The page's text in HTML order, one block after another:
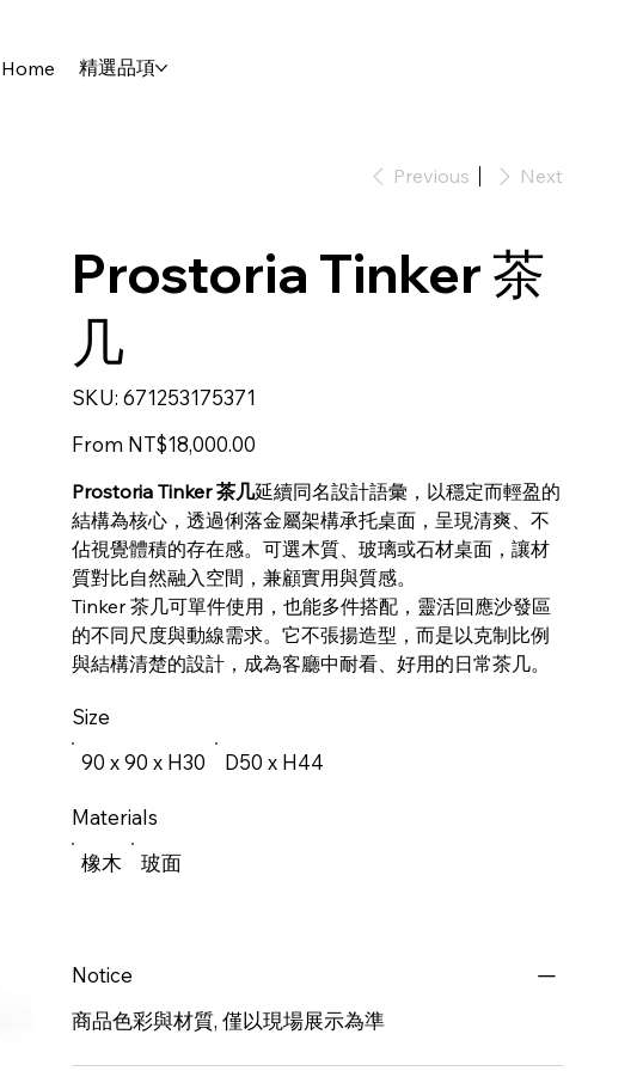
Home 精選品項
Previous Next
Prostoria Tinker 茶
几
SKU:
SKU
671253175371
671253175371
From Price
NT$18,000.00
Prostoria Tinker 茶几延續同名設計語彙，以穩定而輕盈的
結構為核心，透過俐落金屬架構承托桌面，呈現清爽、不
佔視覺體積的存在感。可選木質、玻璃或石材桌面，讓材
質對比自然融入空間，兼顧實用與質感。
Tinker 茶几可單件使用，也能多件搭配，靈活回應沙發區
的不同尺度與動線需求。它不張揚造型，而是以克制比例
與結構清楚的設計，成為客廳中耐看、好用的日常茶几。
90 x 90 x H30 D50 x H44
Size
橡木 玻面
Materials
Notice
商品色彩與材質, 僅以現場展示為準